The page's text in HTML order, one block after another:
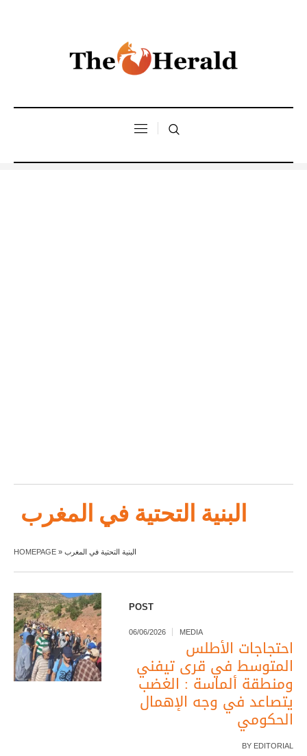
البنية التحتية في المغرب
HOMEPAGE » البنية التحتية في المغرب
POST
06/06/2026 MEDIA
احتجاجات الأطلس
المتوسط في قرى تيفني
ومنطقة ألماسة : الغضب
يتصاعد في وجه الإهمال
الحكومي
BY EDITORIAL